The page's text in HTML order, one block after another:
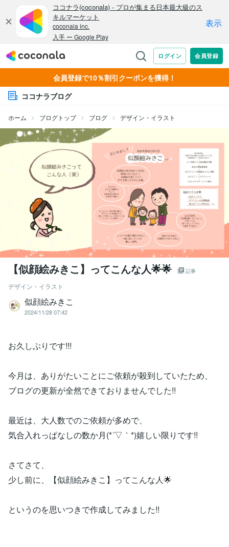
会員登録で10％割引クーポンを獲得！
ココナラブログ
ホーム ブログトップ ブログ デザイン・イラスト
【似顔絵みきこ】ってこんな人🌟🌟 記事
デザイン・イラスト
似顔絵みきこ
2024/11/28 07:42
お久しぶりです!!!
今月は、ありがたいことにご依頼が殺到していたため、
ブログの更新が全然できておりませんでした!!
最近は、大人数でのご依頼が多めで、
気合入れっぱなしの数か月(*´▽｀*)嬉しい限りです!!
さてさて、
少し前に、【似顔絵みきこ】ってこんな人🌟
というのを思いつきで作成してみました!!